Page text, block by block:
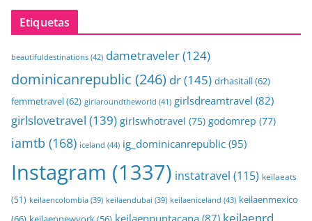
Etiquetas
beautifuldestinations (42) dametraveler(124)
dominicanrepublic (246) dr(145) drhasitall(62)
femmetravel(62) girlaroundtheworld (41) girlsdreamtravel (82)
girlslovetravel (139) girlswhotravel (75) godomrep (77)
iamtb (168) iceland (44) ig_dominicanrepublic (95)
Instagram (1337) instatravel (115) keilaeats
(51) keilaencolombia (39) keilaendubai (39) keilaeniceland (43) keilaenmexico